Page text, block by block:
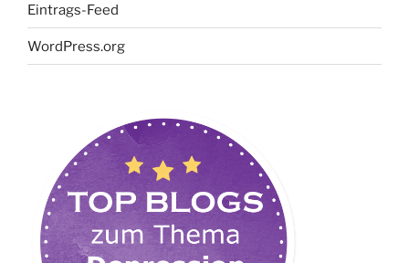
Eintrags-Feed
WordPress.org